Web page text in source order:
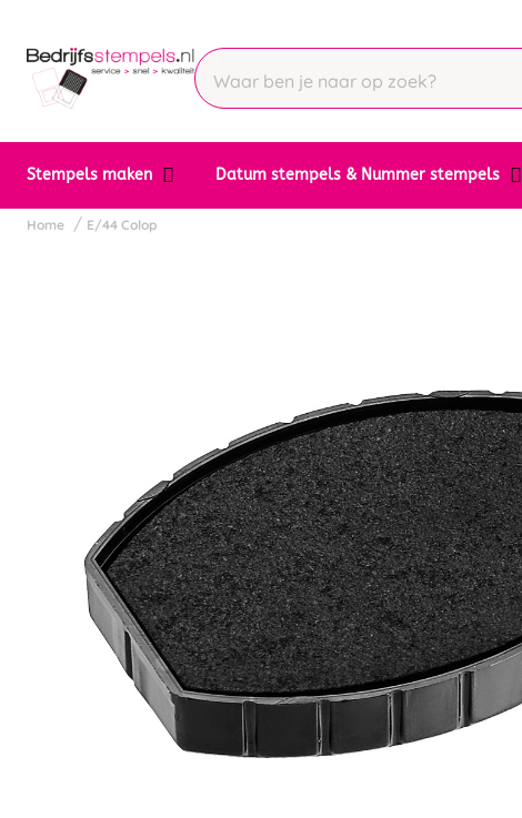
Stempels maken Datum stempels & Nummer stempels
Home E/44 Colop